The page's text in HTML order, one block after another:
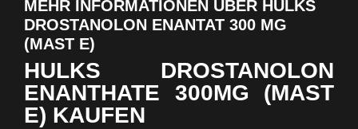
MEHR INFORMATIONEN ÜBER HULKS
DROSTANOLON ENANTAT 300 MG
(MAST E)
HULKS DROSTANOLON
ENANTHATE 300MG (MAST
E) KAUFEN